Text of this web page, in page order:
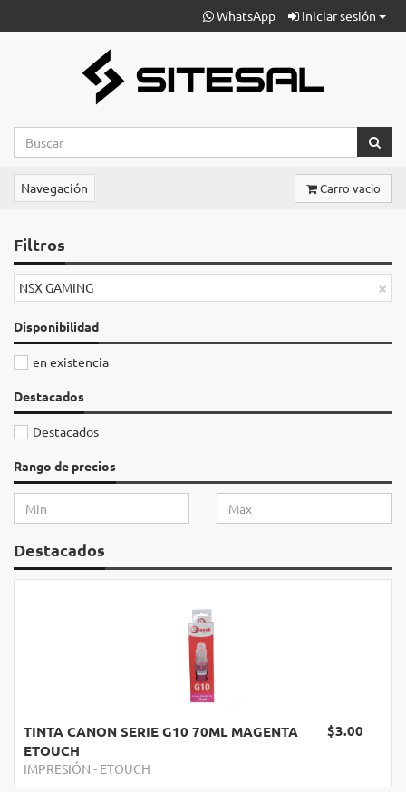
WhatsApp Iniciar sesión
Navegación Carro vacio
Filtros
×
NSX GAMING
Disponibilidad
en existencia
Destacados
Destacados
Rango de precios
Destacados
$3.00
TINTA CANON SERIE G10 70ML MAGENTA
ETOUCH
IMPRESIÓN - ETOUCH